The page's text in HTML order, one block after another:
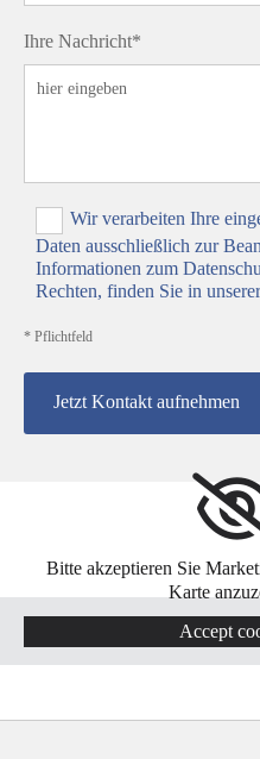
Ihre Nachricht*
Wir verarbeiten Ihre
Daten ausschließlich zur
Informationen zum
Rechten, finden Sie in
* Pflichtfeld
Bitte akzeptieren Sie
Karte
Accept